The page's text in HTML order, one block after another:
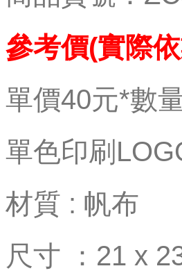
參考價(實際
單價40元*數
單色印刷
材質 : 帆布
尺寸 ：21 x